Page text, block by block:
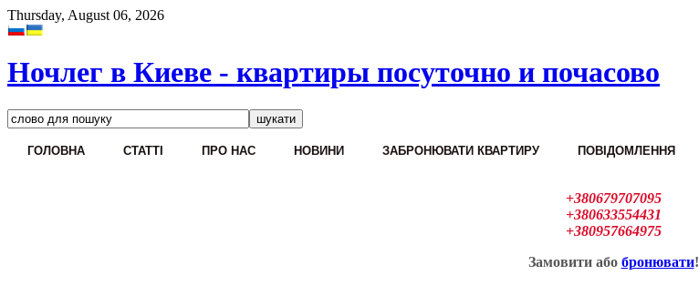
Thursday, August 06, 2026
Ночлег в Киеве - квартиры посуточно и почасово
ГОЛОВНА CТАТТІ ПРО НАС НОВИНИ ЗАБРОНЮВАТИ КВАРТИРУ ПОВІДОМЛЕННЯ
+380679707095
+380633554431
+380957664975
Замовити або бронювати!